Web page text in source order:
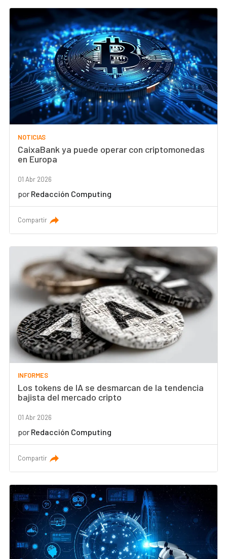
NOTICIAS
CaixaBank ya puede operar con criptomonedas
en Europa
01 Abr 2026
por Redacción Computing
Compartir
INFORMES
Los tokens de IA se desmarcan de la tendencia
bajista del mercado cripto
01 Abr 2026
por Redacción Computing
Compartir